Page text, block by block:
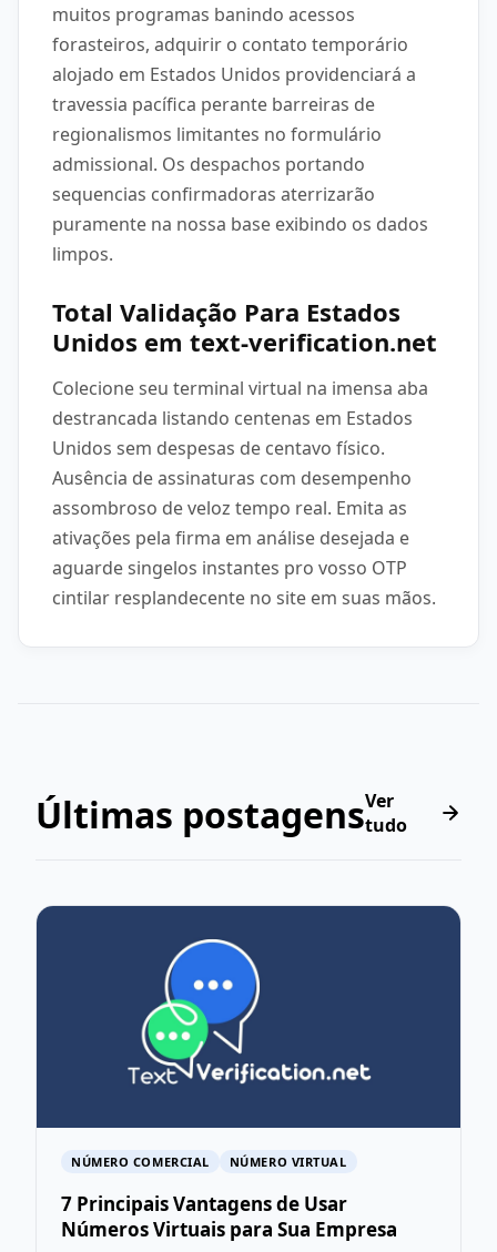
muitos programas banindo acessos
forasteiros, adquirir o contato temporário
alojado em Estados Unidos providenciará a
travessia pacífica perante barreiras de
regionalismos limitantes no formulário
admissional. Os despachos portando
sequencias confirmadoras aterrizarão
puramente na nossa base exibindo os dados
limpos.
Total Validação Para Estados
Unidos em text-verification.net
Colecione seu terminal virtual na imensa aba
destrancada listando centenas em Estados
Unidos sem despesas de centavo físico.
Ausência de assinaturas com desempenho
assombroso de veloz tempo real. Emita as
ativações pela firma em análise desejada e
aguarde singelos instantes pro vosso OTP
cintilar resplandecente no site em suas mãos.
Últimas postagensVer
tudo
NÚMERO COMERCIAL NÚMERO VIRTUAL
7 Principais Vantagens de Usar
Números Virtuais para Sua Empresa